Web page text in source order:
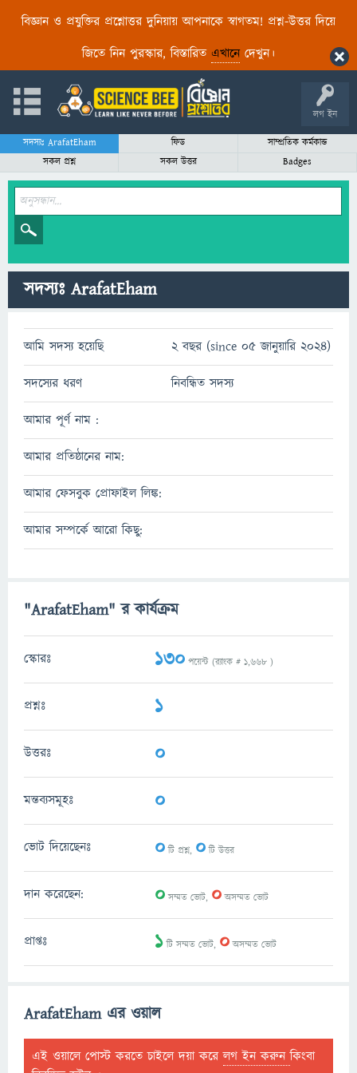
বিজ্ঞান ও প্রযুক্তির প্রশ্নোত্তর দুনিয়ায় আপনাকে স্বাগতম! প্রশ্ন-উত্তর দিয়ে
জিতে নিন পুরস্কার, বিস্তারিত এখানেদেখুন।
লগ ইন
সদস্যঃ ArafatEham ফিড
সাম্প্রতিক কর্মকান্ড
সকল প্রশ্ন
সকল উত্তর Badges
সদস্যঃ ArafatEham
আমি সদস্য হয়েছি 2 বছর (since 05 জানুয়ারি 2024)
সদস্যের ধরণ নিবন্ধিত সদস্য
আমার পূর্ণ নাম :
আমার প্রতিষ্ঠানের নাম:
আমার ফেসবুক প্রোফাইল লিঙ্ক:
আমার সম্পর্কে আরো কিছু:
"ArafatEham" র কার্যক্রম
স্কোরঃ 130 পয়েন্ট (র‌্যাংক # 1,668 )
প্রশ্নঃ 1
উত্তরঃ 0
মন্তব্যসমূহঃ 0
ভোট দিয়েছেনঃ 0টি প্রশ্ন, 0টি উত্তর
দান করেছেন: 0সম্মত ভোট, 0অসম্মত ভোট
প্রাপ্তঃ 1টি সম্মত ভোট, 0অসম্মত ভোট
ArafatEham এর ওয়াল
এই ওয়ালে পোস্ট করতে চাইলে দয়া করেলগ ইন করুনকিংবা